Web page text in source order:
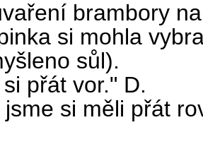
brambory
si mohla
sůl).
přát vor." D.
si měli přát